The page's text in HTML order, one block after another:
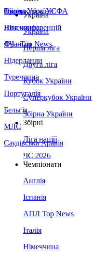
Збірна України
Італія
Німеччина
Франція
Нідерланди
Туреччина
Португалія
Бельгія
МЛС
Саудівська Аравія
Суперкубок УЄФА
Ліга конференцій
ЛЧ - Top News
Україна
Україна
Перша ліга
Друга ліга
Кубок України
Суперкубок України
Збірна України
Збірні
Ліга націй
ЧС 2026
Чемпіонати
Англія
Іспанія
АПЛ Top News
Італія
Німеччина